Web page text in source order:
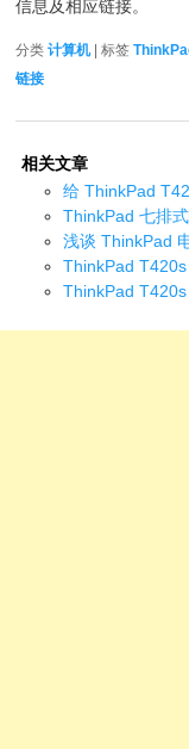
信息及相应链接。
分类计算机| 标签
链接
相关文章
给 ThinkPad
ThinkPad 七排
浅谈 ThinkPad
ThinkPad
ThinkPad